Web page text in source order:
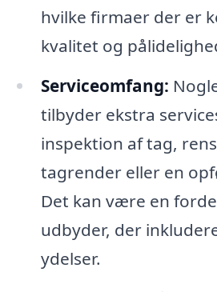
hvilke firmaer der er
kvalitet og
Serviceomfang:
tilbyder ekstra
inspektion af tag,
tagrender eller en
Det kan være en
udbyder, der
ydelser.